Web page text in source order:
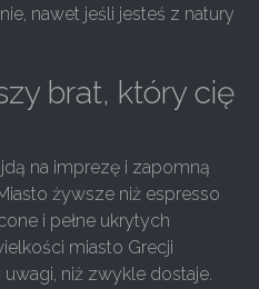
nawet jeśli jesteś z natury
brat, który cię
na imprezę i zapomną
żywsze niż espresso
i pełne ukrytych
miasto Grecji
niż zwykle dostaje.